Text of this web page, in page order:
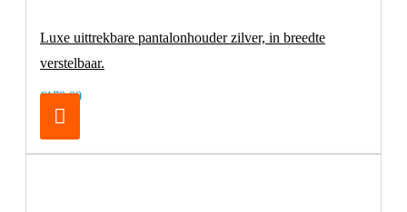
Luxe uittrekbare pantalonhouder zilver, in breedte
verstelbaar.
€179,00